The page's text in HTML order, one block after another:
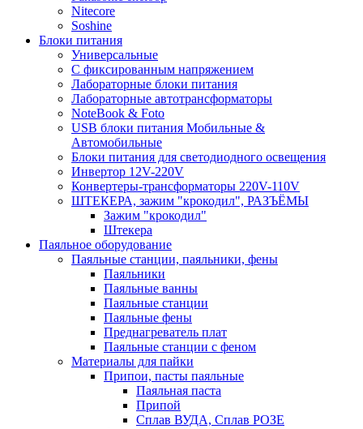
Nitecore
Soshine
Блоки питания
Универсальные
C фиксированным напряжением
Лабораторные блоки питания
Лабораторные автотрансформаторы
NoteBook & Foto
USB блоки питания Мобильные &
Автомобильные
Блоки питания для светодиодного освещения
Инвертор 12V-220V
Конвертеры-трансформаторы 220V-110V
ШТЕКЕРА, зажим "крокодил", РАЗЪЁМЫ
Зажим "крокодил"
Штекера
Паяльное оборудование
Паяльные станции, паяльники, фены
Паяльники
Паяльные ванны
Паяльные станции
Паяльные фены
Преднагреватель плат
Паяльные станции с феном
Материалы для пайки
Припои, пасты паяльные
Паяльная паста
Припой
Сплав ВУДА, Сплав РОЗЕ